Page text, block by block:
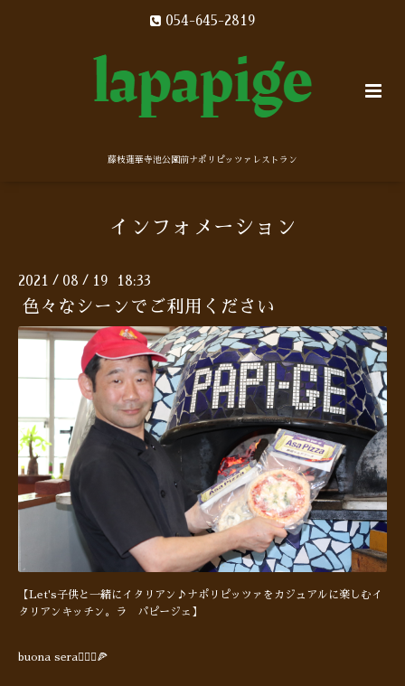
054-645-2819
藤枝蓮華寺池公園前ナポリピッツァレストラン
インフォメーション
2021 / 08 / 19 18:33
色々なシーンでご利用ください
【Let's子供と一緒にイタリアン♪ナポリピッツァをカジュアルに楽しむイ
タリアンキッチン。ラ パピージェ】
buona sera🙋🏻‍♂️🍕